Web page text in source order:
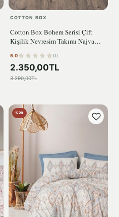
COTTON BOX
Cotton Box Bohem Serisi Çift
Kişilik Nevresim Takımı Najva
5.0 (1)
2.350,00TL
3.290,00TL
%29